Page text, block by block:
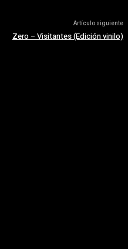
Artículo siguiente
Zero – Visitantes (Edición vinilo)